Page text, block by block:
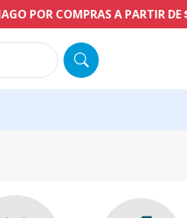
A PARTIR DE $60.000 CLP